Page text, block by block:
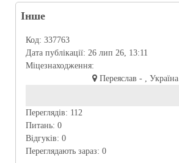
Інше
Код: 337763
Дата публікації: 26 лип 26, 13:11
Міцезнаходження:
Переяслав - , Україна
Переглядів: 112
Питань: 0
Відгуків: 0
Переглядають зараз: 0